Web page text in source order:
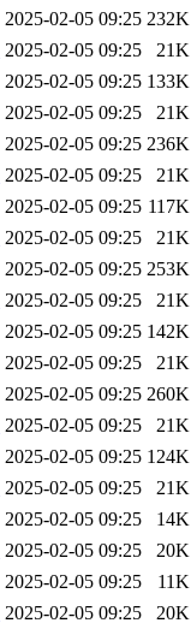
2025-02-05 09:25 232K
2025-02-05 09:25
21K
2025-02-05 09:25 133K
2025-02-05 09:25
21K
2025-02-05 09:25 236K
2025-02-05 09:25
21K
2025-02-05 09:25 117K
2025-02-05 09:25
21K
2025-02-05 09:25 253K
2025-02-05 09:25
21K
2025-02-05 09:25 142K
2025-02-05 09:25
21K
2025-02-05 09:25 260K
2025-02-05 09:25
21K
2025-02-05 09:25 124K
2025-02-05 09:25
21K
2025-02-05 09:25
14K
2025-02-05 09:25
20K
2025-02-05 09:25
11K
2025-02-05 09:25
20K